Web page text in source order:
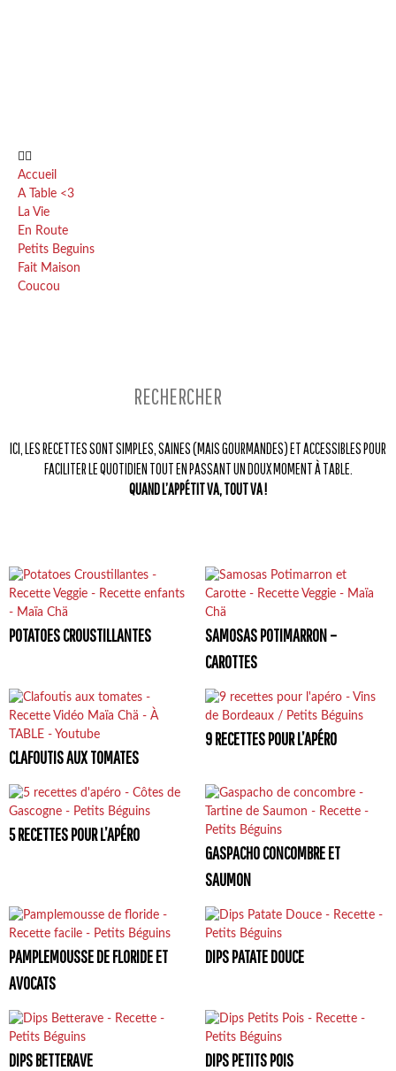
Accueil
A Table <3
La Vie
En Route
Petits Beguins
Fait Maison
Coucou
ICI, LES RECETTES SONT SIMPLES, SAINES (MAIS GOURMANDES) ET ACCESSIBLES POUR
FACILITER LE QUOTIDIEN TOUT EN PASSANT UN DOUX MOMENT À TABLE.
QUAND L’APPÉTIT VA, TOUT VA !
POTATOES CROUSTILLANTES
SAMOSAS POTIMARRON –
CAROTTES
CLAFOUTIS AUX TOMATES
9 RECETTES POUR L’APÉRO
5 RECETTES POUR L’APÉRO
GASPACHO CONCOMBRE ET
SAUMON
PAMPLEMOUSSE DE FLORIDE ET
AVOCATS
DIPS PATATE DOUCE
DIPS BETTERAVE DIPS PETITS POIS